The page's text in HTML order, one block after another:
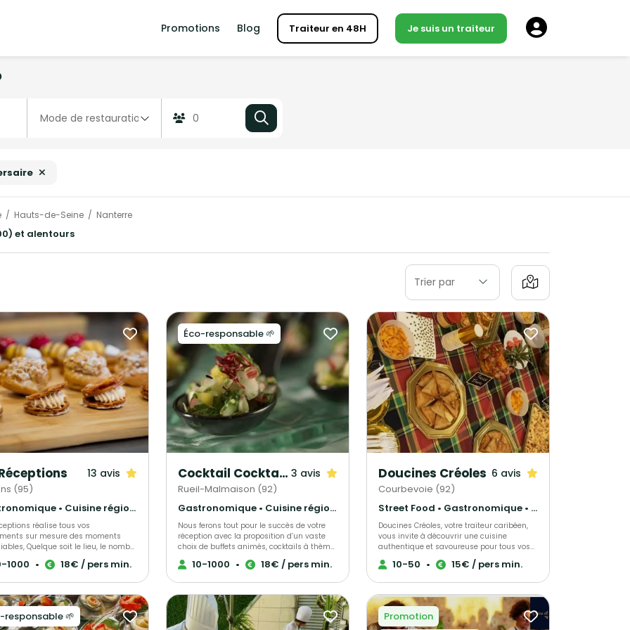
Promotions Blog Traiteur en 48H Je suis un traiteur
Hauts-de-Seine Nanterre
et alentours
Trier par
13 avis
(95)
Gastronomique • Cuisine régionale • Français Traditionnel
réalise tous vos
sur mesure des moments
Quelque soit le lieu, le nombre
3G Réceptions, partenaire
et attentif des moindres détails,
jusqu'à la fin de votre
Vous voulez de la féérie, de la
du spectacle ! 3G
1000 • 18€ / pers min.
Éco-responsable 🌱
Cocktail Cocktail - Mets Tendances 3 avis
Rueil-Malmaison (92)
Gastronomique • Cuisine régionale • Français Traditionnel
Nous ferons tout pour le succès de votre
réception avec la proposition d’un vaste
choix de buffets animés, cocktails à thème.
Personnalisation de votre événement
unique. Notre chef met son expérience et
convives.
10-1000 • 18€ / pers min.
Doucines Créoles 6 avis
Courbevoie (92)
Street Food • Gastronomique • Pâtisseries et desserts
Doucines Créoles, votre traiteur caribéen,
vous invite à découvrir une cuisine
authentique et savoureuse pour tous vos
événements. Spécialisé dans les plats
caribéens, nous élaborons des recettes
convives une expérience culinaire
inoubliable avec nos mets délicieusement
exotiques.
10-50 • 15€ / pers min.
responsable 🌱
Promotion